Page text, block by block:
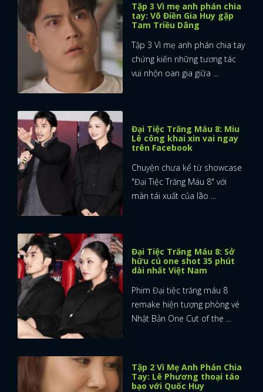
Tập 3 Vì mẹ anh phán chia
tay: Võ Điền Gia Huy gặp
Tam Triều Dâng
Tập 3 Vì mẹ anh phán chia tay
chứng kiến những tương tác
vui nhộn oan gia giữa ...
Đại Tiệc Trăng Máu 8: Miu
Lê công khai xin vai ngay
trên Facebook
Chuyện chưa kể từ showcase
"Đại Tiệc Trăng Máu 8" với
màn tái xuất của lão ...
Đại Tiệc Trăng Máu 8: Sở
hữu cú one shot 35 phút
dài nhất Việt Nam
Phim Đại tiệc trăng máu 8
remake hiện tượng phòng vé
Nhật Bản One Cut of the ...
Tập 2 Vì Mẹ Anh Phán Chia
Tay: Lê Phương thoại táo
bạo với Quốc Huy